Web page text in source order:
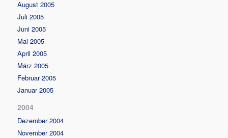
August 2005
Juli 2005
Juni 2005
Mai 2005
April 2005
März 2005
Februar 2005
Januar 2005
2004
Dezember 2004
November 2004